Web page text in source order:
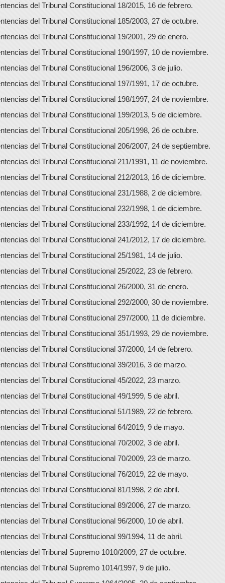
del Tribunal Constitucional 18/2015, 16 de febrero.
del Tribunal Constitucional 185/2003, 27 de octubre.
del Tribunal Constitucional 19/2001, 29 de enero.
del Tribunal Constitucional 190/1997, 10 de noviembre.
del Tribunal Constitucional 196/2006, 3 de julio.
del Tribunal Constitucional 197/1991, 17 de octubre.
del Tribunal Constitucional 198/1997, 24 de noviembre.
del Tribunal Constitucional 199/2013, 5 de diciembre.
del Tribunal Constitucional 205/1998, 26 de octubre.
del Tribunal Constitucional 206/2007, 24 de septiembre.
del Tribunal Constitucional 211/1991, 11 de noviembre.
del Tribunal Constitucional 212/2013, 16 de diciembre.
del Tribunal Constitucional 231/1988, 2 de diciembre.
del Tribunal Constitucional 232/1998, 1 de diciembre.
del Tribunal Constitucional 233/1992, 14 de diciembre.
del Tribunal Constitucional 241/2012, 17 de diciembre.
del Tribunal Constitucional 25/1981, 14 de julio.
del Tribunal Constitucional 25/2022, 23 de febrero.
del Tribunal Constitucional 26/2000, 31 de enero.
del Tribunal Constitucional 292/2000, 30 de noviembre.
del Tribunal Constitucional 297/2000, 11 de diciembre.
del Tribunal Constitucional 351/1993, 29 de noviembre.
del Tribunal Constitucional 37/2000, 14 de febrero.
del Tribunal Constitucional 39/2016, 3 de marzo.
del Tribunal Constitucional 45/2022, 23 marzo.
del Tribunal Constitucional 49/1999, 5 de abril.
del Tribunal Constitucional 51/1989, 22 de febrero.
del Tribunal Constitucional 64/2019, 9 de mayo.
del Tribunal Constitucional 70/2002, 3 de abril.
del Tribunal Constitucional 70/2009, 23 de marzo.
del Tribunal Constitucional 76/2019, 22 de mayo.
del Tribunal Constitucional 81/1998, 2 de abril.
del Tribunal Constitucional 89/2006, 27 de marzo.
del Tribunal Constitucional 96/2000, 10 de abril.
del Tribunal Constitucional 99/1994, 11 de abril.
del Tribunal Supremo 1010/2009, 27 de octubre.
del Tribunal Supremo 1014/1997, 9 de julio.